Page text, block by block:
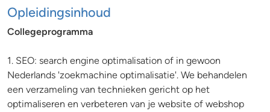
Opleidingsinhoud
Collegeprogramma
1. SEO: search engine optimalisation of in gewoon
Nederlands 'zoekmachine optimalisatie'. We behandelen
een verzameling van technieken gericht op het
optimaliseren en verbeteren van je website of webshop